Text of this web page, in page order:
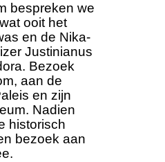
bespreken we
ooit het
en de Nika-
Justinianus
Bezoek
aan de
en zijn
Nadien
historisch
bezoek aan